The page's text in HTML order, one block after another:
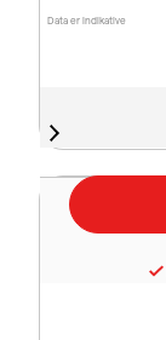
Data er indikative